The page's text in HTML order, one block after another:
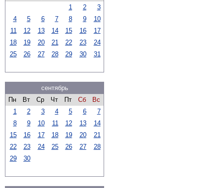
1
2
3
4
5 6 7 8 9
10
11
12 13 14 15 16
17
18
19 20 21 22 23
24
25
26 27 28 29 30 31
сентябрь
Пн
Вт Ср Чт Пт Сб
Вс
1
2 3 4 5 6
7
8
9 10 11 12 13
14
15
16 17 18 19 20
21
22
23 24 25 26 27
28
29
30